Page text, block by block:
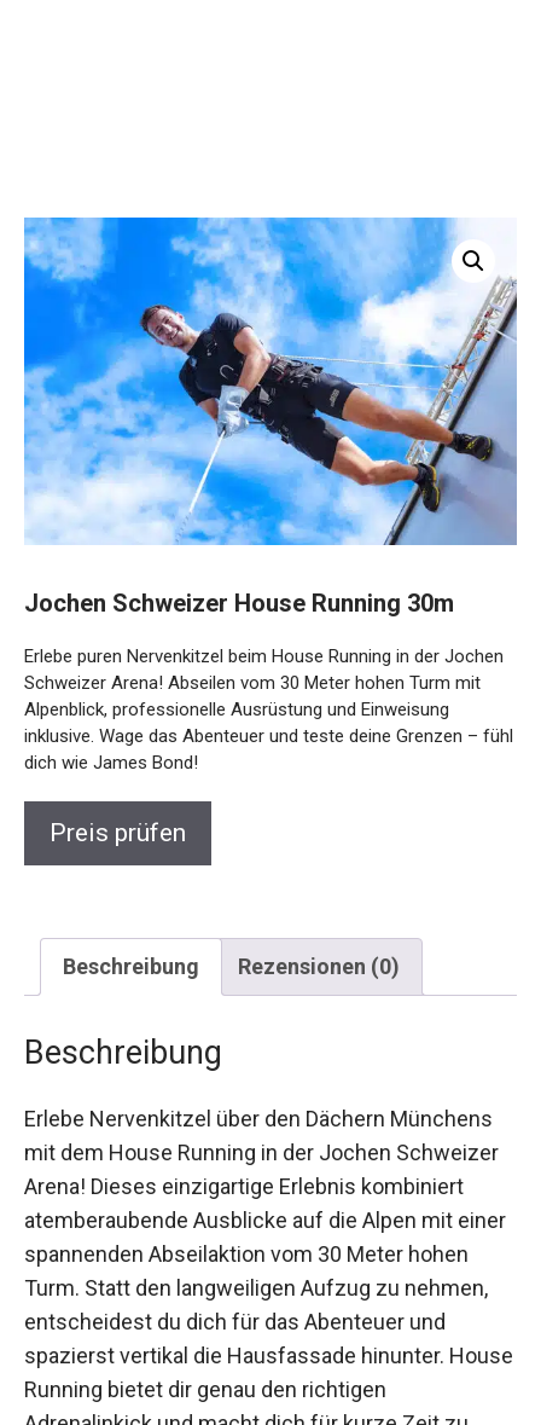
Jochen Schweizer House Running 30m
Erlebe puren Nervenkitzel beim House Running in der
Jochen Schweizer Arena! Abseilen vom 30 Meter hohen
Turm mit Alpenblick, professionelle Ausrüstung und
Einweisung inklusive. Wage das Abenteuer und teste deine
Grenzen – fühl dich wie James Bond!
Preis prüfen
Beschreibung Rezensionen (0)
Beschreibung
Erlebe Nervenkitzel über den Dächern Münchens
mit dem House Running in der Jochen Schweizer
Arena! Dieses einzigartige Erlebnis kombiniert
atemberaubende Ausblicke auf die Alpen mit
einer spannenden Abseilaktion vom 30 Meter
hohen Turm. Statt den langweiligen Aufzug zu
nehmen, entscheidest du dich für das Abenteuer
und spazierst vertikal die Hausfassade hinunter.
House Running bietet dir genau den richtigen
Adrenalinkick und macht dich für kurze Zeit zu